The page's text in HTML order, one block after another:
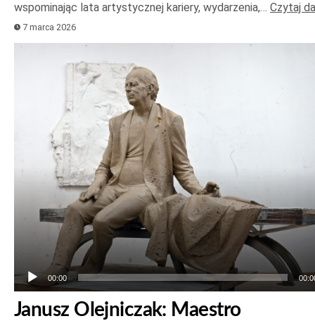
wspominając lata artystycznej kariery, wydarzenia,… Czytaj
7 marca 2026
dźwiękowych
00:00
Janusz Olejniczak: Maestro